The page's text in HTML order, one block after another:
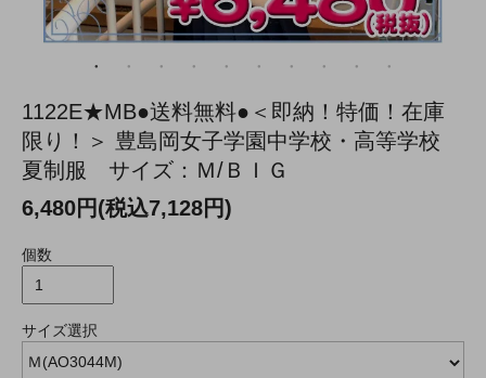
1122E★MB●送料無料●＜即納！特価！在庫
限り！＞ 豊島岡女子学園中学校・高等学校
夏制服 サイズ：Ｍ/ＢＩＧ
6,480円(税込7,128円)
個数
サイズ選択